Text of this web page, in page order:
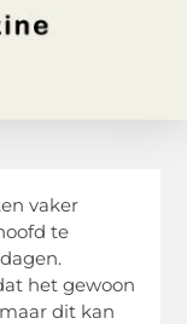
vaker
te
het gewoon
dit kan